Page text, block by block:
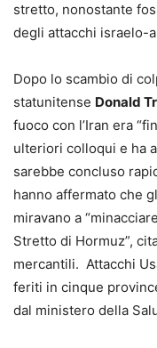
stretto, nonostante
degli attacchi israelo-
Dopo lo scambio di
statunitense Donald
fuoco con l’Iran era
ulteriori colloqui e ha
sarebbe concluso
hanno affermato che
miravano a
Stretto di Hormuz”,
mercantili. Attacchi
feriti in cinque
dal ministero della